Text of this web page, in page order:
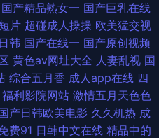
区区 在线黄色电影网站 99在线欧美
欧美性理论片 最新三级片网站 岛国a
利 午夜有码 91色人妻 超碰人人骑 韩
91白丝制服 99热超碰在线 大香蕉福
国产精品熟女一 国产巨乳在线
片 超碰成人操操 欧美猛交视
韩 国产在线一 国产原创视频
黄色av网址大全 人妻乱视 国
综合五月香 成人app在线 四
福利影院网站 激情五月天色色
产日韩欧美电影 久久机热 成
费91 日韩中文在线 精品中的